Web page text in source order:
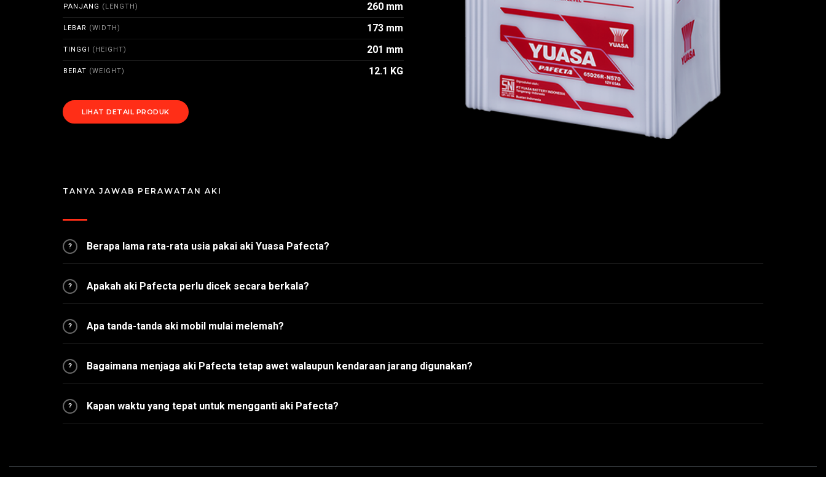
PANJANG (LENGTH) 260 mm
LEBAR (WIDTH) 173 mm
TINGGI (HEIGHT) 201 mm
BERAT (WEIGHT) 12.1 KG
LIHAT DETAIL PRODUK
TANYA JAWAB PERAWATAN AKI
? Berapa lama rata-rata usia pakai aki Yuasa Pafecta?
? Apakah aki Pafecta perlu dicek secara berkala?
? Apa tanda-tanda aki mobil mulai melemah?
? Bagaimana menjaga aki Pafecta tetap awet walaupun kendaraan jarang digunakan?
? Kapan waktu yang tepat untuk mengganti aki Pafecta?